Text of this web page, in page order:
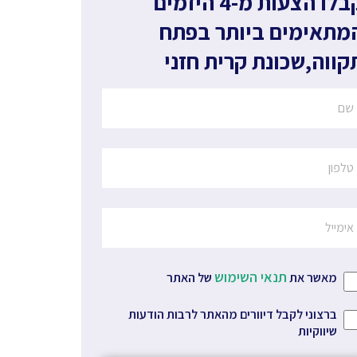
ביותרבפתח
,שכונת קרית חזני
מאשר אתתנאי השימוש של האתר
ברצוני לקבל דיוורים מהאתר לרבות הודעות
שיווקיות